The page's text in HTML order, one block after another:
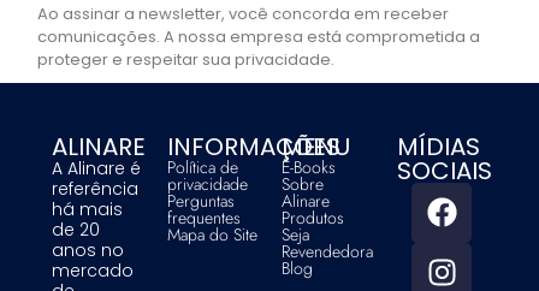
Ao assinar a newsletter, você concorda em receber
comunicações. A nossa empresa está comprometida a
proteger e respeitar sua privacidade.
ALINARE
A Alinare é
referência
há mais
de 20
anos no
mercado
INFORMAÇÕES
Política de
privacidade
Perguntas
frequentes
Mapa do Site
MENU
E-Books
Sobre
Alinare
Produtos
Seja
Revendedora
Blog
MÍDIAS
SOCIAIS